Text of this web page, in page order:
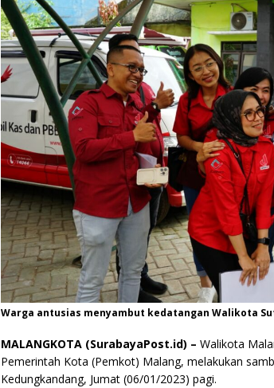
Warga antusias menyambut kedatangan Walikota
MALANGKOTA (SurabayaPost.id) – Walikota
Pemerintah Kota (Pemkot) Malang, melakukan
Kedungkandang, Jumat (06/01/2023) pagi.